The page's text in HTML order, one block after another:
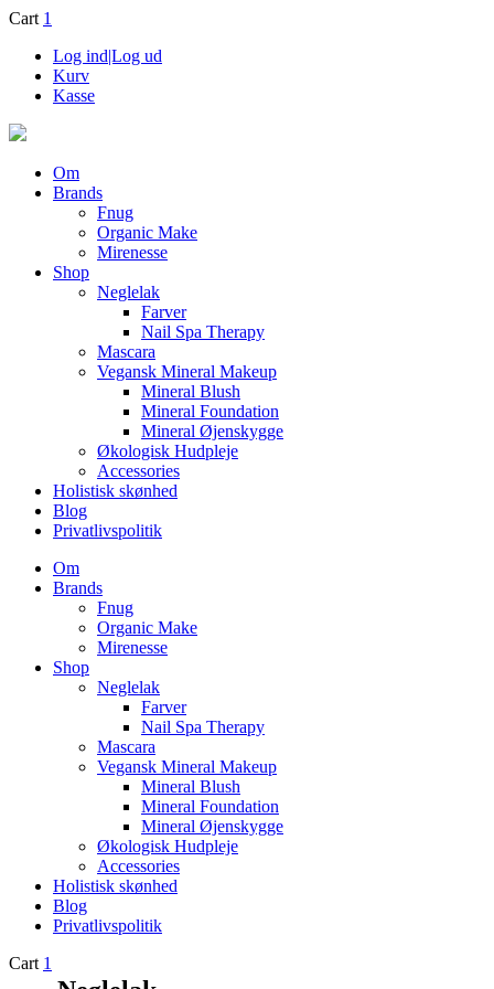
Cart 1
Log ind|Log ud
Kurv
Kasse
Om
Brands
Fnug
Organic Make
Mirenesse
Shop
Neglelak
Farver
Nail Spa Therapy
Mascara
Vegansk Mineral Makeup
Mineral Blush
Mineral Foundation
Mineral Øjenskygge
Økologisk Hudpleje
Accessories
Holistisk skønhed
Blog
Privatlivspolitik
Om
Brands
Fnug
Organic Make
Mirenesse
Shop
Neglelak
Farver
Nail Spa Therapy
Mascara
Vegansk Mineral Makeup
Mineral Blush
Mineral Foundation
Mineral Øjenskygge
Økologisk Hudpleje
Accessories
Holistisk skønhed
Blog
Privatlivspolitik
Cart 1